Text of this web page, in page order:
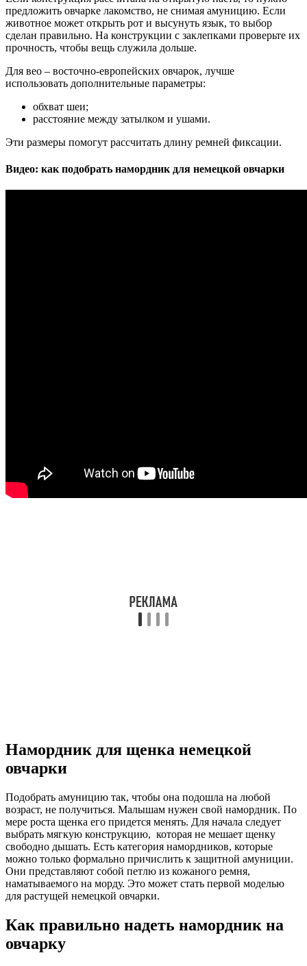
предложить овчарке лакомство, не снимая амуницию. Если
животное может открыть рот и высунуть язык, то выбор
сделан правильно. На конструкции с заклепками проверьте их
прочность, чтобы вещь служила дольше.
Для вео – восточно-европейских овчарок, лучше
использовать дополнительные параметры:
обхват шеи;
расстояние между затылком и ушами.
Эти размеры помогут рассчитать длину ремней фиксации.
Видео: как подобрать намордник для немецкой овчарки
Намордник для щенка немецкой
овчарки
Подобрать амуницию так, чтобы она подошла на любой
возраст, не получиться. Малышам нужен свой намордник. По
мере роста щенка его придется менять. Для начала следует
выбрать мягкую конструкцию, которая не мешает щенку
свободно дышать. Есть категория намордников, которые
можно только формально причислить к защитной амуниции.
Они представляют собой петлю из кожаного ремня,
наматываемого на морду. Это может стать первой моделью
для растущей немецкой овчарки.
Как правильно надеть намордник на
овчарку